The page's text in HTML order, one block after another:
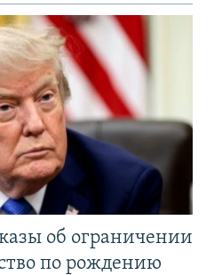
об ограничении
по рождению